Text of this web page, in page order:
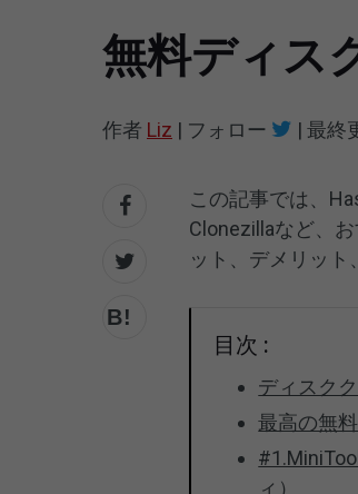
無料ディス
作者 Liz | フォロー | 最終
この記事では、
Clonezillaなど、
ット、デメリット
目次 :
ディスク
最高の無
ィ）